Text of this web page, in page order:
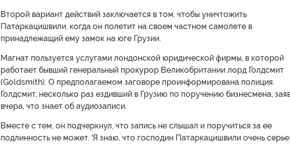
Второй вариант действий заключается в том, чтобы уничтожить
Патаркацишвили, когда он полетит на своем частном самолете в
принадлежащий ему замок на юге Грузии.
Магнат пользуется услугами лондонской юридической фирмы, в которой
работает бывший генеральный прокурор Великобритании лорд Голдсмит
(Goldsmith). О предполагаемом заговоре проинформирована полиция.
Голдсмит, несколько раз ездивший в Грузию по поручению бизнесмена,
вчера, что знает об аудиозаписи.
Вместе с тем, он подчеркнул, что запись не слышал и поручиться за ее
подлинность не может. 'Я знаю, что господин Патаркацишвили очень